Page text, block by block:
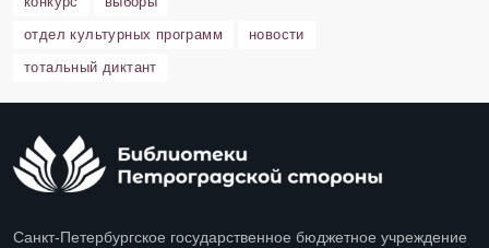
отдел культурных программ
новости
тотальный диктант
Санкт-Петербургское государственное бюджетное учреждение